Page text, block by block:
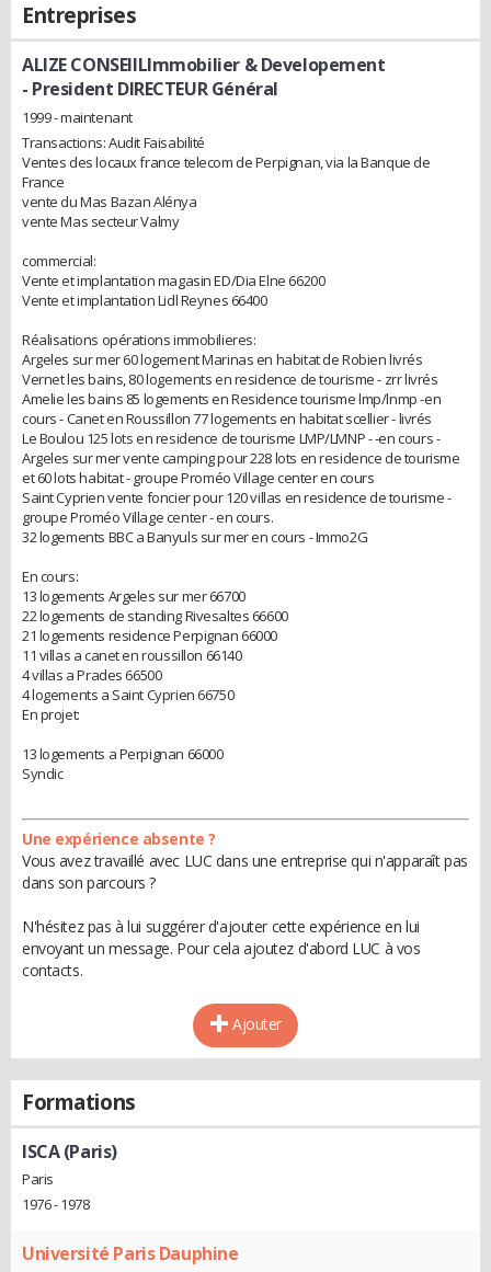
Entreprises
ALIZE CONSEIILImmobilier & Developement
- President DIRECTEUR Général
1999 - maintenant
Transactions: Audit Faisabilité
Ventes des locaux france telecom de Perpignan, via la Banque de
France
vente du Mas Bazan Alénya
vente Mas secteur Valmy
commercial:
Vente et implantation magasin ED/Dia Elne 66200
Vente et implantation Lidl Reynes 66400
Réalisations opérations immobilieres:
Argeles sur mer 60 logement Marinas en habitat de Robien livrés
Vernet les bains, 80 logements en residence de tourisme - zrr livrés
Amelie les bains 85 logements en Residence tourisme lmp/lnmp -en
cours - Canet en Roussillon 77 logements en habitat scellier - livrés
Le Boulou 125 lots en residence de tourisme LMP/LMNP - -en cours -
Argeles sur mer vente camping pour 228 lots en residence de tourisme
et 60 lots habitat - groupe Proméo Village center en cours
Saint Cyprien vente foncier pour 120 villas en residence de tourisme -
groupe Proméo Village center - en cours.
32 logements BBC a Banyuls sur mer en cours - Immo2G
En cours:
13 logements Argeles sur mer 66700
22 logements de standing Rivesaltes 66600
21 logements residence Perpignan 66000
11 villas a canet en roussillon 66140
4 villas a Prades 66500
4 logements a Saint Cyprien 66750
En projet:
13 logements a Perpignan 66000
Syndic
Une expérience absente ?
Vous avez travaillé avec LUC dans une entreprise qui n'apparaît pas
dans son parcours ?
N'hésitez pas à lui suggérer d'ajouter cette expérience en lui
envoyant un message. Pour cela ajoutez d'abord LUC à vos
contacts.
Ajouter
Formations
ISCA (Paris)
Paris
1976 - 1978
Université Paris Dauphine